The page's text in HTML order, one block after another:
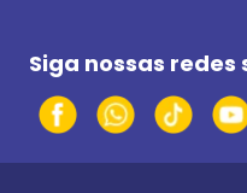
Siga nossas redes